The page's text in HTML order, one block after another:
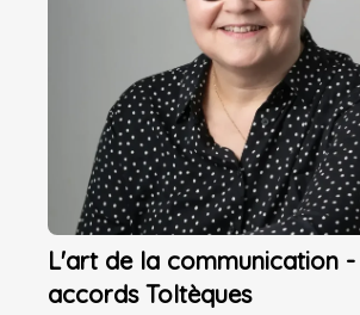
L'art de la communication -
accords Toltèques